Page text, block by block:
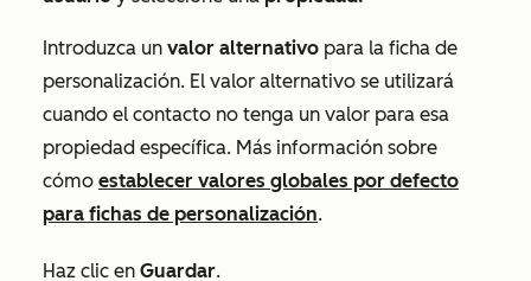
Introduzca un valor alternativo para la ficha de
personalización. El valor alternativo se utilizará
cuando el contacto no tenga un valor para esa
propiedad específica. Más información sobre
cómo establecer valores globales por defecto
para fichas de personalización.
Haz clic en Guardar.